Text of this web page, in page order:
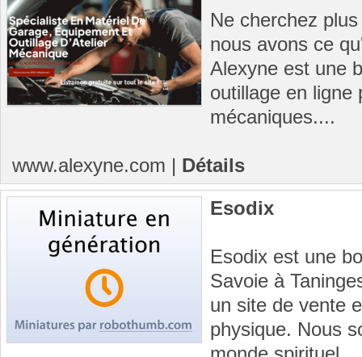
Ne cherchez
nous avons ce
Alexyne est une
outillage en ligne
mécaniques....
www.alexyne.com | Détails
Esodix
Esodix est une
Savoie à
un site de vente
physique. Nous